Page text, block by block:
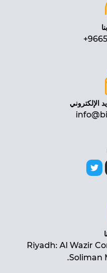
الإلكتروني
Riyadh: Al Wazir
Soliman